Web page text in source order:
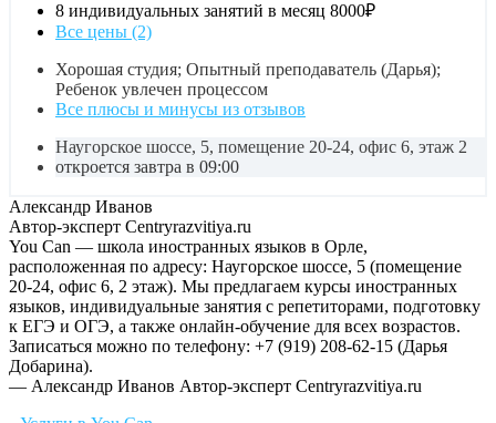
8 индивидуальных занятий в месяц 8000₽
Все цены (2)
Хорошая студия; Опытный преподаватель (Дарья);
Ребенок увлечен процессом
Все плюсы и минусы из отзывов
Наугорское шоссе, 5, помещение 20-24, офис 6, этаж 2
откроется завтра в 09:00
Александр Иванов
Автор-эксперт Centryrazvitiya.ru
You Can — школа иностранных языков в Орле,
расположенная по адресу: Наугорское шоссе, 5 (помещение
20-24, офис 6, 2 этаж). Мы предлагаем курсы иностранных
языков, индивидуальные занятия с репетиторами, подготовку
к ЕГЭ и ОГЭ, а также онлайн-обучение для всех возрастов.
Записаться можно по телефону: +7 (919) 208-62-15 (Дарья
Добарина).
— Александр Иванов Автор-эксперт Centryrazvitiya.ru